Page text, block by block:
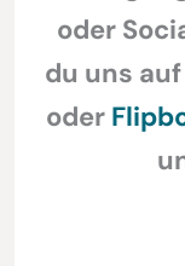
oder
du uns auf
oder